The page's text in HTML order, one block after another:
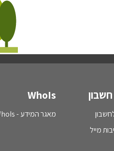
חשבון
מייל
WhoIs
מאגר המידע - WhoIs